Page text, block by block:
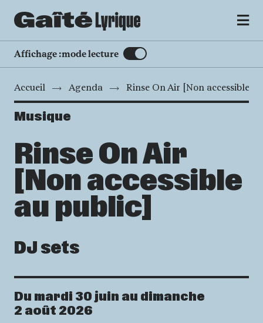
MENU
Affichage :mode lecture
Accueil Agenda Rinse On Air [Non accessible
Rinse On Air
[Non accessible
au public]
DJ sets
Musique
Dates
Du mardi 30 juin au dimanche
2 août 2026